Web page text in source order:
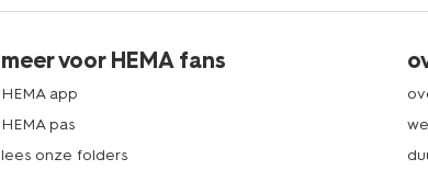
meer voor HEMA fans
HEMA app
HEMA pas
lees onze folders